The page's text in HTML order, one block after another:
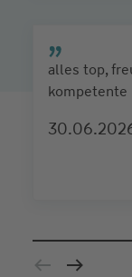
alles top,
kompetente